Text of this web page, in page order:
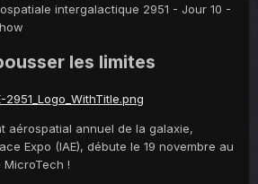
intergalactique 2951 - Jour 10 -
les limites
aérospatial annuel de la galaxie,
Expo (IAE), débute le 19 novembre au
MicroTech !